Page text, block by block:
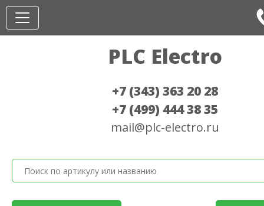
PLC Electro
+7 (343) 363 20 28
+7 (499) 444 38 35
mail@plc-electro.ru